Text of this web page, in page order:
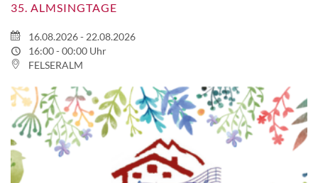
35. ALMSINGTAGE
16.08.2026 - 22.08.2026
16:00 - 00:00 Uhr
FELSERALM